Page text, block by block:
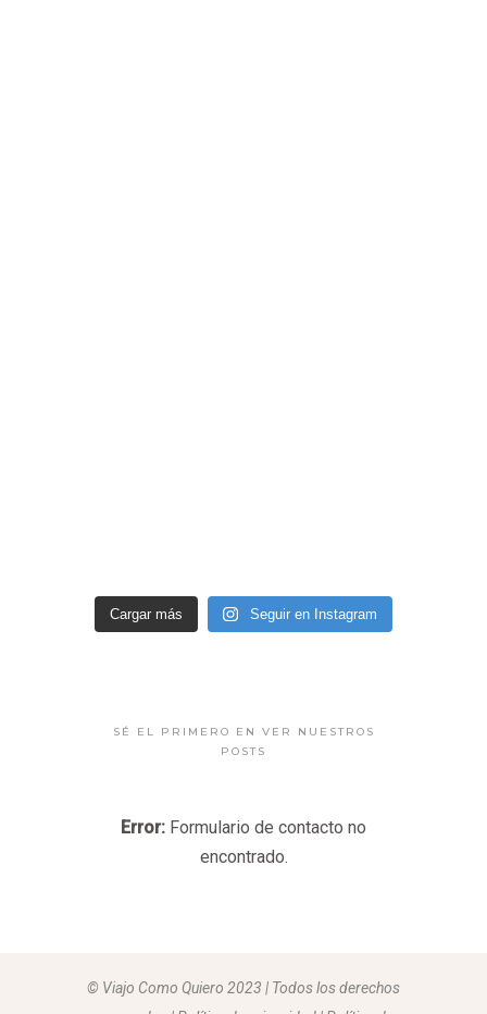
Cargar más Seguir en Instagram
SÉ EL PRIMERO EN VER NUESTROS
POSTS
Error: Formulario de contacto no
encontrado.
© Viajo Como Quiero 2023 | Todos los derechos